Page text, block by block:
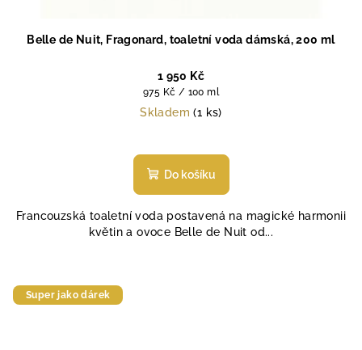
Belle de Nuit, Fragonard, toaletní voda dámská, 200 ml
1 950 Kč
Měrná
cena:
975 Kč / 100 ml
Skladem(1 ks)
hodnocení
produktu
z
5
Do košíku
Francouzská toaletní voda postavená na magické harmonii
květin a ovoce Belle de Nuit od...
Super jako dárek